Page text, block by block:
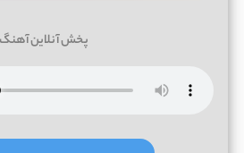
پخش آنلاین آهنگ